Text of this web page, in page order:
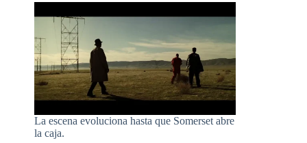
La escena evoluciona hasta que Somerset abre
la caja.